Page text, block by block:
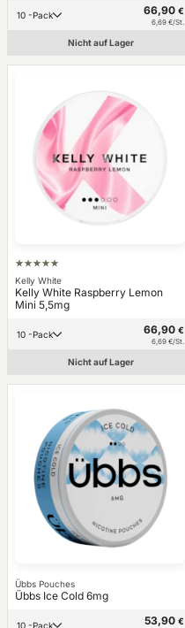
10 -Pack 66,90 €
6,69 €/St.
Nicht auf Lager
Kelly White
Kelly White Raspberry Lemon
Mini 5,5mg
10 -Pack 66,90 €
6,69 €/St.
Nicht auf Lager
Übbs Pouches
Übbs Ice Cold 6mg
10 -Pack 53,90 €